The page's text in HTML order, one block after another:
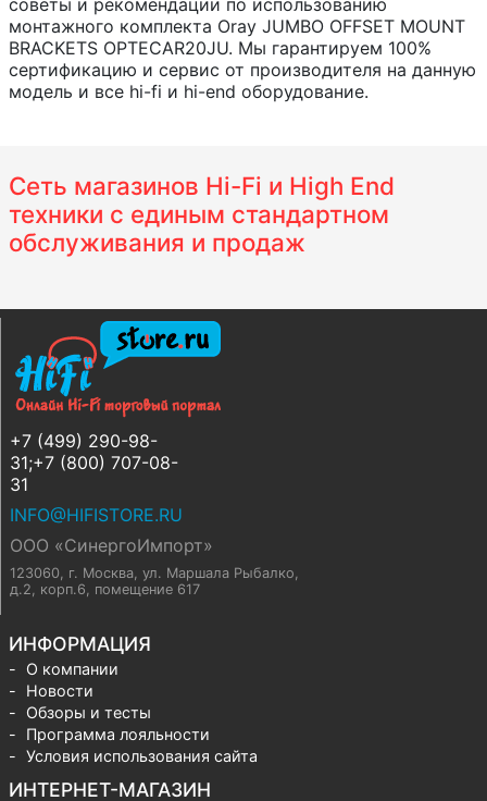
советы и рекомендации по использованию
монтажного комплекта Oray JUMBO OFFSET MOUNT
BRACKETS OPTECAR20JU. Мы гарантируем 100%
сертификацию и сервис от производителя на данную
модель и все hi-fi и hi-end оборудование.
Сеть магазинов Hi-Fi и High End
техники с единым стандартном
обслуживания и продаж
+7 (499) 290-98-
31;+7 (800) 707-08-
31
INFO@HIFISTORE.RU
ООО «СинергоИмпорт»
123060, г. Москва, ул. Маршала Рыбалко,
д.2, корп.6, помещение 617
ИНФОРМАЦИЯ
О компании
Новости
Обзоры и тесты
Программа лояльности
Условия использования сайта
ИНТЕРНЕТ-МАГАЗИН